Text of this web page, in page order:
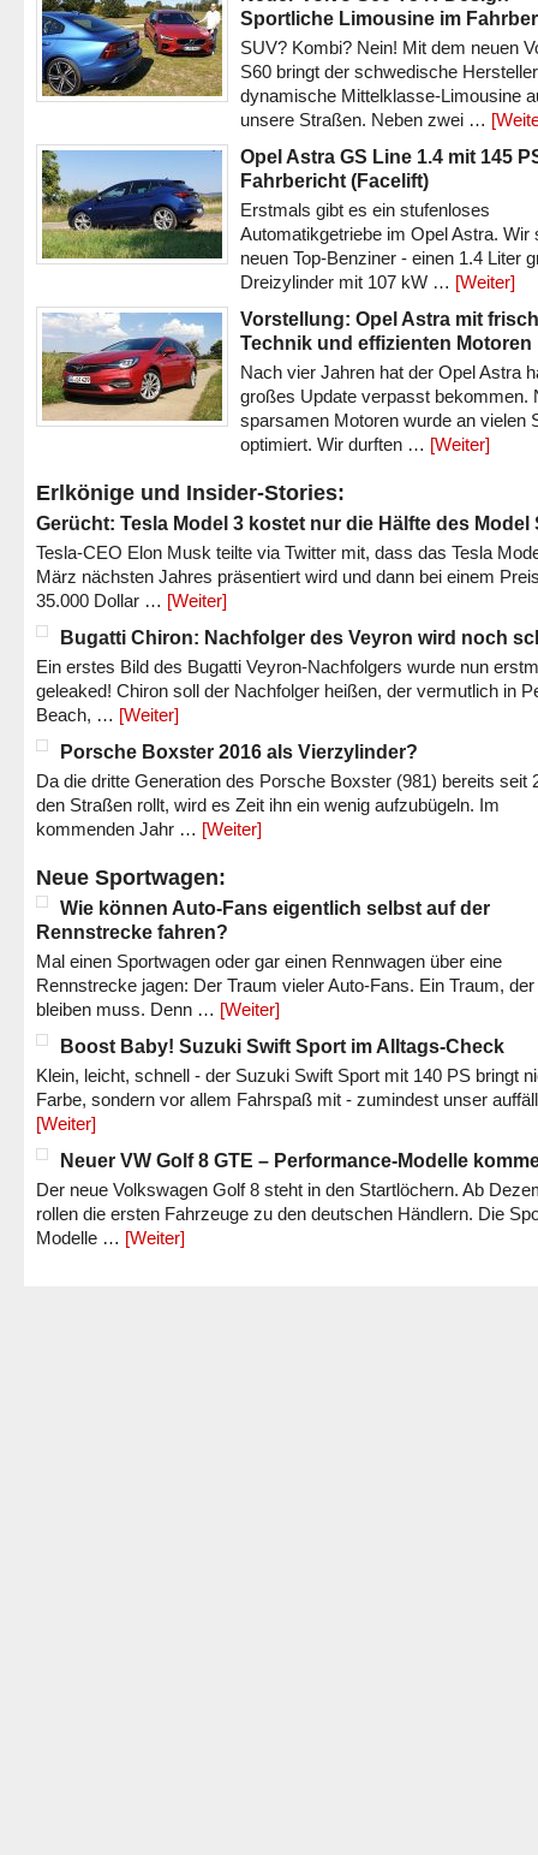
Sportliche Limousine im
SUV? Kombi? Nein! Mit dem neuen
S60 bringt der schwedische
dynamische Mittelklasse-Limousine
unsere Straßen. Neben zwei …
Opel Astra GS Line 1.4 mit 145
Fahrbericht (Facelift)
Erstmals gibt es ein stufenloses
Automatikgetriebe im Opel Astra. Wir
neuen Top-Benziner - einen 1.4 Liter
Dreizylinder mit 107 kW … [Weiter]
Vorstellung: Opel Astra mit
Technik und effizienten Motoren
Nach vier Jahren hat der Opel Astra
großes Update verpasst bekommen.
sparsamen Motoren wurde an vielen
optimiert. Wir durften … [Weiter]
Erlkönige und Insider-Stories:
Gerücht: Tesla Model 3 kostet nur die Hälfte des Model
Tesla-CEO Elon Musk teilte via Twitter mit, dass das Tesla
März nächsten Jahres präsentiert wird und dann bei einem
35.000 Dollar … [Weiter]
Bugatti Chiron: Nachfolger des Veyron wird noch
Ein erstes Bild des Bugatti Veyron-Nachfolgers wurde nun
geleaked! Chiron soll der Nachfolger heißen, der vermutlich in
Beach, … [Weiter]
Porsche Boxster 2016 als Vierzylinder?
Da die dritte Generation des Porsche Boxster (981) bereits seit
den Straßen rollt, wird es Zeit ihn ein wenig aufzubügeln. Im
kommenden Jahr … [Weiter]
Neue Sportwagen:
Wie können Auto-Fans eigentlich selbst auf der
Rennstrecke fahren?
Mal einen Sportwagen oder gar einen Rennwagen über eine
Rennstrecke jagen: Der Traum vieler Auto-Fans. Ein Traum,
bleiben muss. Denn … [Weiter]
Boost Baby! Suzuki Swift Sport im Alltags-Check
Klein, leicht, schnell - der Suzuki Swift Sport mit 140 PS bringt
Farbe, sondern vor allem Fahrspaß mit - zumindest unser
[Weiter]
Neuer VW Golf 8 GTE – Performance-Modelle
Der neue Volkswagen Golf 8 steht in den Startlöchern. Ab
rollen die ersten Fahrzeuge zu den deutschen Händlern. Die
Modelle … [Weiter]